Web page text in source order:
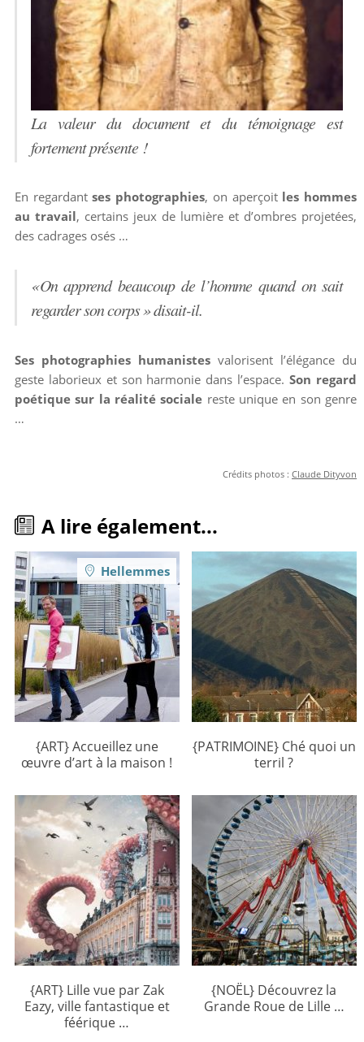
La valeur du document et du témoignage est
fortement présente !
En regardantses photographies, on aperçoitles hommes
au travail, certains jeux de lumière et d’ombres projetées,
des cadrages osés …
« On apprend beaucoup de l’homme quand on sait
regarder son corps » disait-il.
Ses photographies humanistesvalorisent l’élégance du
geste laborieux et son harmonie dans l’espace.Son regard
poétique sur la réalité sociale reste unique en son genre
…
Crédits photos :Claude Dityvon
A lire également...
{ART} Accueillez une
œuvre d’art à la maison !
Hellemmes
{PATRIMOINE} Ché quoi un
terril ?
{ART} Lille vue par Zak
Eazy, ville fantastique et
féérique …
{NOËL} Découvrez la
Grande Roue de Lille …